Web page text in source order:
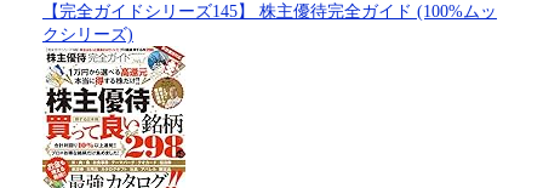
【完全ガイドシリーズ145】 株主優待完全ガイド (100%ムッ
クシリーズ)